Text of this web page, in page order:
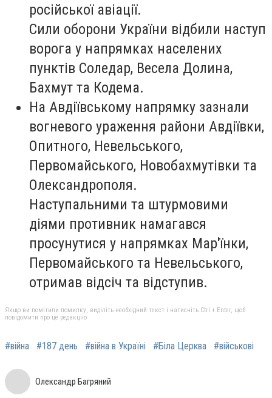
російської авіації.
Сили оборони України відбили наступ
ворога у напрямках населених
пунктів Соледар, Весела Долина,
Бахмут та Кодема.
На Авдіївському напрямку зазнали
вогневого ураження райони Авдіївки,
Опитного, Невельського,
Первомайського, Новобахмутівки та
Олександрополя.
Наступальними та штурмовими
діями противник намагався
просунутися у напрямках Мар'їнки,
Первомайського та Невельського,
отримав відсіч та відступив.
Якщо ви помітили помилку, виділіть необхідний текст і натисніть Ctrl + Enter, щоб
повідомити про це редакцію
#війна #187 день #війна в Україні #Біла Церква #військові
Олександр Багряний